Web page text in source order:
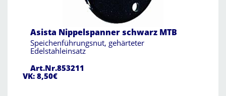
Asista Nippelspanner schwarz MTB
Speichenführungsnut, gehärteter
Edelstahleinsatz
Art.Nr.853211
VK: 8,50€